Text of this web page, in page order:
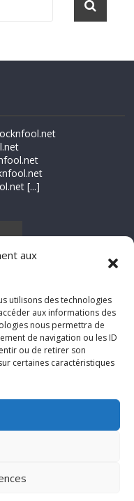
aux
utilisons des technologies
aux informations des
nous permettra de
de navigation ou les ID
ou de retirer son
certaines caractéristiques
[...]